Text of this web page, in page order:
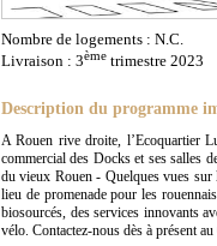
Nombre de logements : N.C.
Livraison : 3ème trimestre 2023
Description du programme
A Rouen rive droite, l’Ecoquartier
commercial des Docks et ses salles
du vieux Rouen - Quelques vues sur
lieu de promenade pour les
biosourcés, des services innovants
vélo. Contactez-nous dès à présent